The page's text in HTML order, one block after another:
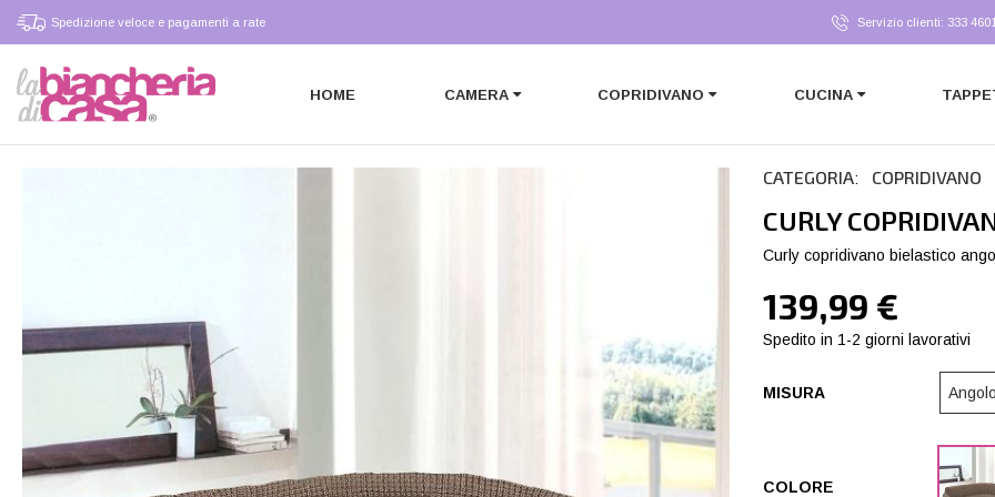
Spedizione veloce e pagamenti a rate Servizio clienti: 333
HOME CAMERA COPRIDIVANO CUCINA
CATEGORIA: COPRIDIVANO
CURLY
Curly copridivano bielastico
139,99 €
Spedito in 1-2 giorni lavorativi
MISURA
COLORE